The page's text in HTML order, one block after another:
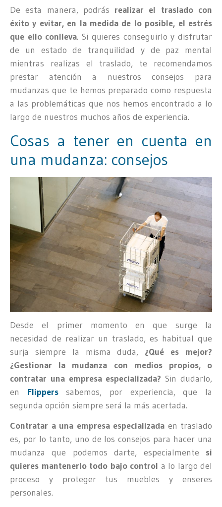
De esta manera, podrás realizar el traslado con
éxito y evitar, en la medida de lo posible, el estrés
que ello conlleva. Si quieres conseguirlo y disfrutar
de un estado de tranquilidad y de paz mental
mientras realizas el traslado, te recomendamos
prestar atención a nuestros consejos para
mudanzas que te hemos preparado como respuesta
a las problemáticas que nos hemos encontrado a lo
largo de nuestros muchos años de experiencia.
Cosas a tener en cuenta en
una mudanza: consejos
Desde el primer momento en que surge la
necesidad de realizar un traslado, es habitual que
surja siempre la misma duda, ¿Qué es mejor?
¿Gestionar la mudanza con medios propios, o
contratar una empresa especializada? Sin dudarlo,
en Flipperssabemos, por experiencia, que la
segunda opción siempre será la más acertada.
Contratar a una empresa especializada en traslado
es, por lo tanto, uno de los consejos para hacer una
mudanza que podemos darte, especialmente si
quieres mantenerlo todo bajo control a lo largo del
proceso y proteger tus muebles y enseres
personales.